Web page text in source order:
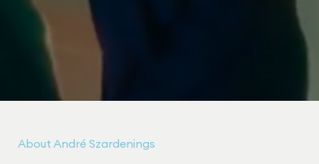
About André Szardenings